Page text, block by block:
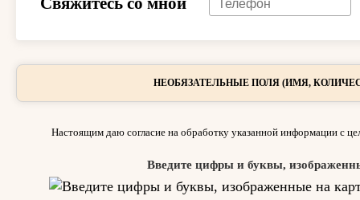
НЕОБЯЗАТЕЛЬНЫЕ ПОЛЯ (ИМЯ,
Настоящим даю согласие на обработку указанной информации с
Введите цифры и буквы,